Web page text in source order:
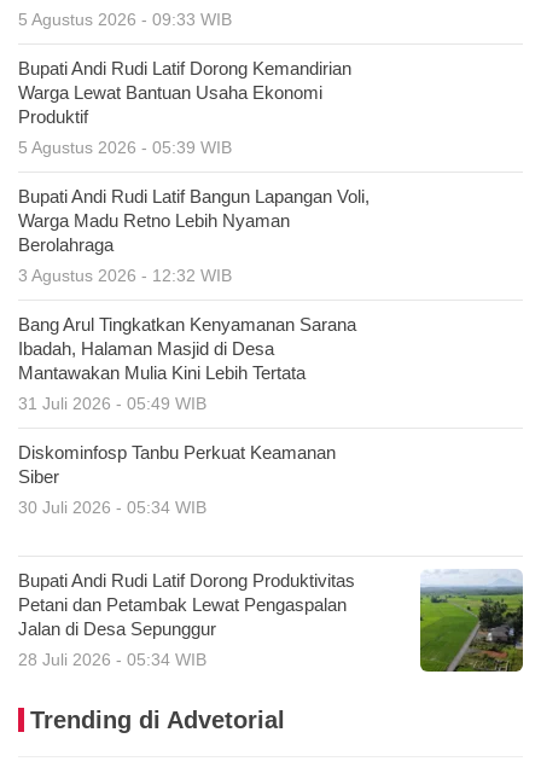
5 Agustus 2026 - 09:33 WIB
Bupati Andi Rudi Latif Dorong Kemandirian
Warga Lewat Bantuan Usaha Ekonomi
Produktif
5 Agustus 2026 - 05:39 WIB
Bupati Andi Rudi Latif Bangun Lapangan Voli,
Warga Madu Retno Lebih Nyaman
Berolahraga
3 Agustus 2026 - 12:32 WIB
Bang Arul Tingkatkan Kenyamanan Sarana
Ibadah, Halaman Masjid di Desa
Mantawakan Mulia Kini Lebih Tertata
31 Juli 2026 - 05:49 WIB
Diskominfosp Tanbu Perkuat Keamanan
Siber
30 Juli 2026 - 05:34 WIB
Bupati Andi Rudi Latif Dorong Produktivitas
Petani dan Petambak Lewat Pengaspalan
Jalan di Desa Sepunggur
28 Juli 2026 - 05:34 WIB
Trending di Advetorial